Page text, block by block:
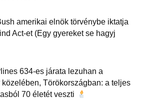
amerikai elnök törvénybe iktatja
Act-et (Egy gyereket se hagyj
634-es járata lezuhan a
közelében, Törökországban: a teljes
70 életét veszti